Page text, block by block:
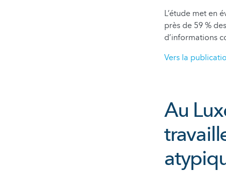
L’étude met en
près de 59 %
d’informations
Vers la
Au